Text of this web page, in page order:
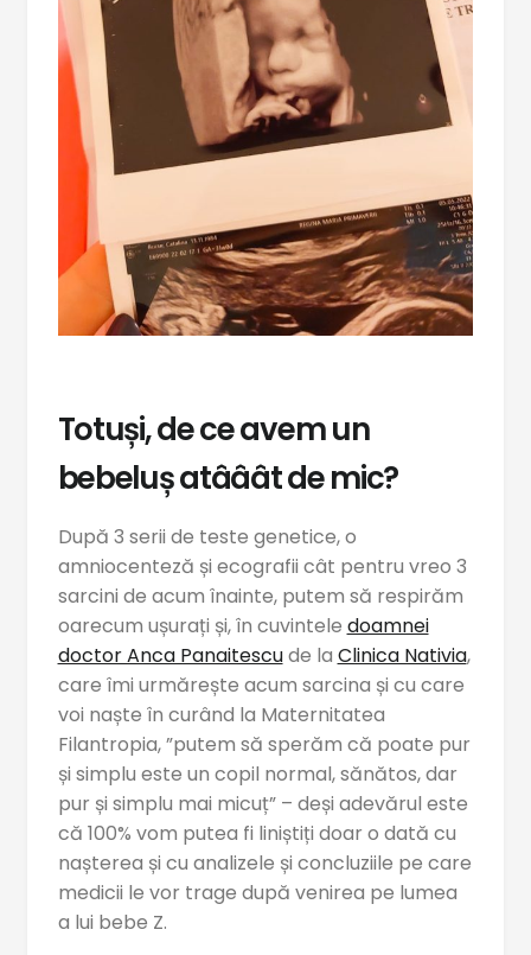
Totuși, de ce avem un
bebeluș atââât de mic?
După 3 serii de teste genetice, o
amniocenteză și ecografii cât pentru vreo 3
sarcini de acum înainte, putem să respirăm
oarecum ușurați și, în cuvintele doamnei
doctor Anca Panaitescude la Clinica Nativia,
care îmi urmărește acum sarcina și cu care
voi naște în curând la Maternitatea
Filantropia, ”putem să sperăm că poate pur
și simplu este un copil normal, sănătos, dar
pur și simplu mai micuț” – deși adevărul este
că 100% vom putea fi liniștiți doar o dată cu
nașterea și cu analizele și concluziile pe care
medicii le vor trage după venirea pe lumea
a lui bebe Z.